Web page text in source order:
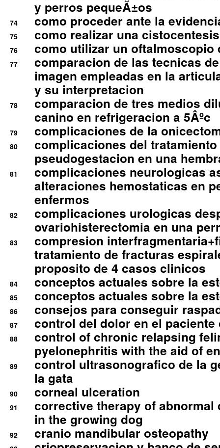
y perros pequeÃ±os
74 como proceder ante la
75 como realizar una
76 como utilizar un oftalmoscopio
77
comparacion de las tecnicas
imagen empleadas en la
y su interpretacion
78
comparacion de tres medios
canino en refrigeracion a 5Âºc
79 complicaciones de la
80
complicaciones del
pseudogestacion en una
81
complicaciones neurologicas
alteraciones hemostaticas en
enfermos
82
complicaciones urologicas
ovariohisterectomia en una
83
compresion
tratamiento de fracturas
proposito de 4 casos clinicos
84 conceptos actuales sobre la
85 conceptos actuales sobre la
86 consejos para conseguir
87 control del dolor en el
88
control of chronic relapsing
pyelonephritis with the aid of
89
control ultrasonografico de la
la gata
90 corneal ulceration
91
corrective therapy of abnormal
in the growing dog
92 cranio mandibular osteopathy